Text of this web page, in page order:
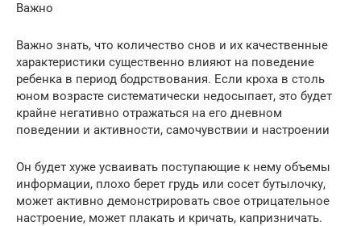
Важно
Важно знать, что количество снов и их качественные
характеристики существенно влияют на поведение
ребенка в период бодрствования. Если кроха в столь
юном возрасте систематически недосыпает, это будет
крайне негативно отражаться на его дневном
поведении и активности, самочувствии и настроении
Он будет хуже усваивать поступающие к нему объемы
информации, плохо берет грудь или сосет бутылочку,
может активно демонстрировать свое отрицательное
настроение, может плакать и кричать, капризничать.